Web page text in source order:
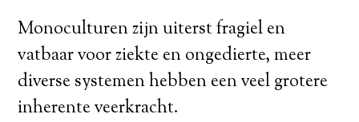
Monoculturen zijn uiterst fragiel en
vatbaar voor ziekte en ongedierte, meer
diverse systemen hebben een veel grotere
inherente veerkracht.